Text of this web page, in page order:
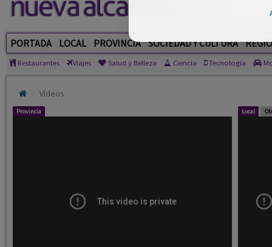
PORTADA LOCAL PROVINCIA SOCIEDAD Y CULTURA
Restaurantes Viajes Salud y Belleza Ciencia Tecnología
Vídeos
Provincia Local